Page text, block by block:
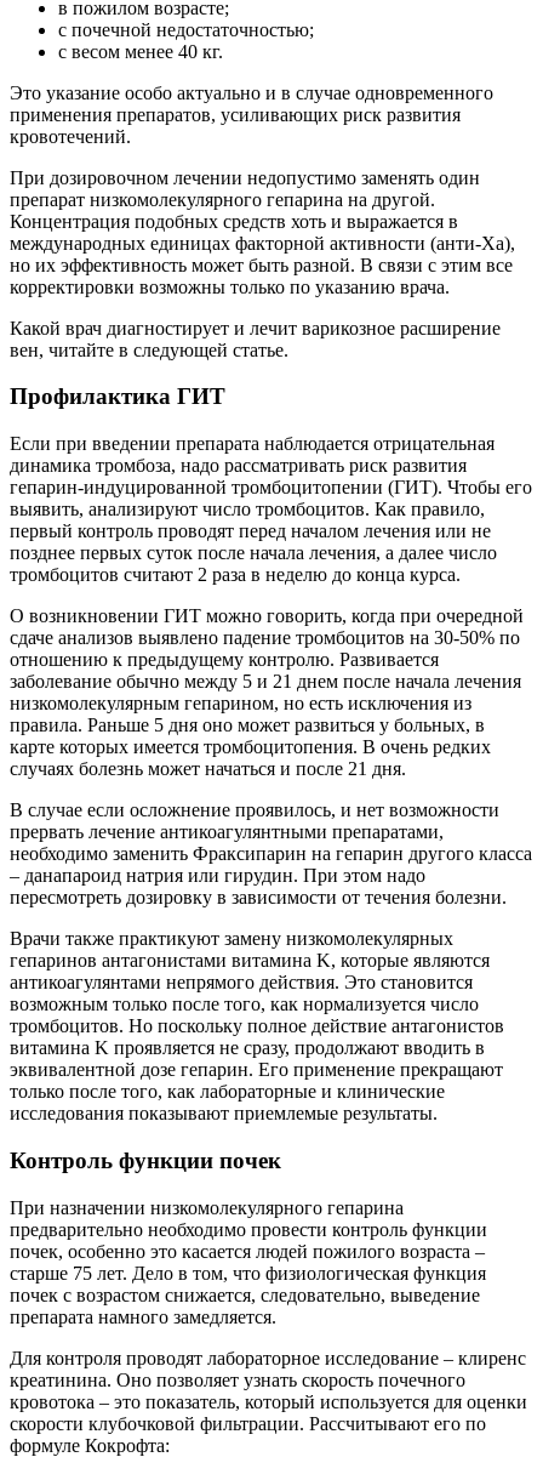
в пожилом возрасте;
с почечной недостаточностью;
с весом менее 40 кг.
Это указание особо актуально и в случае одновременного
применения препаратов, усиливающих риск развития
кровотечений.
При дозировочном лечении недопустимо заменять один
препарат низкомолекулярного гепарина на другой.
Концентрация подобных средств хоть и выражается в
международных единицах факторной активности (анти-Ха),
но их эффективность может быть разной. В связи с этим все
корректировки возможны только по указанию врача.
Какой врач диагностирует и лечит варикозное расширение
вен, читайте в следующей статье.
Профилактика ГИТ
Если при введении препарата наблюдается отрицательная
динамика тромбоза, надо рассматривать риск развития
гепарин-индуцированной тромбоцитопении (ГИТ). Чтобы его
выявить, анализируют число тромбоцитов. Как правило,
первый контроль проводят перед началом лечения или не
позднее первых суток после начала лечения, а далее число
тромбоцитов считают 2 раза в неделю до конца курса.
О возникновении ГИТ можно говорить, когда при очередной
сдаче анализов выявлено падение тромбоцитов на 30-50% по
отношению к предыдущему контролю. Развивается
заболевание обычно между 5 и 21 днем после начала лечения
низкомолекулярным гепарином, но есть исключения из
правила. Раньше 5 дня оно может развиться у больных, в
карте которых имеется тромбоцитопения. В очень редких
случаях болезнь может начаться и после 21 дня.
В случае если осложнение проявилось, и нет возможности
прервать лечение антикоагулянтными препаратами,
необходимо заменить Фраксипарин на гепарин другого класса
– данапароид натрия или гирудин. При этом надо
пересмотреть дозировку в зависимости от течения болезни.
Врачи также практикуют замену низкомолекулярных
гепаринов антагонистами витамина K, которые являются
антикоагулянтами непрямого действия. Это становится
возможным только после того, как нормализуется число
тромбоцитов. Но поскольку полное действие антагонистов
витамина K проявляется не сразу, продолжают вводить в
эквивалентной дозе гепарин. Его применение прекращают
только после того, как лабораторные и клинические
исследования показывают приемлемые результаты.
Контроль функции почек
При назначении низкомолекулярного гепарина
предварительно необходимо провести контроль функции
почек, особенно это касается людей пожилого возраста –
старше 75 лет. Дело в том, что физиологическая функция
почек с возрастом снижается, следовательно, выведение
препарата намного замедляется.
Для контроля проводят лабораторное исследование – клиренс
креатинина. Оно позволяет узнать скорость почечного
кровотока – это показатель, который используется для оценки
скорости клубочковой фильтрации. Рассчитывают его по
формуле Кокрофта: